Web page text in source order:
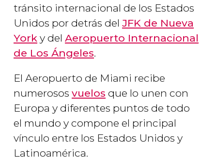
tránsito internacional de los Estados
Unidos por detrás del JFK de Nueva
York y del Aeropuerto Internacional
de Los Ángeles.
El Aeropuerto de Miami recibe
numerosos vuelos que lo unen con
Europa y diferentes puntos de todo
el mundo y compone el principal
vínculo entre los Estados Unidos y
Latinoamérica.